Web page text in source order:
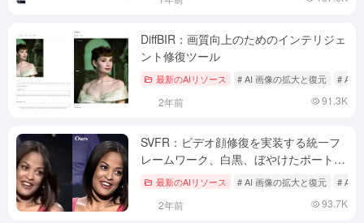
DiffBIR：画質向上のためのインテリジェ
ント修復ツール
最新のAIリソース # AI 画像の拡大と復元 # AI
2年前 91.3K
SVFR：ビデオ顔修復を実装する統一フ
レームワーク、白黒、ぼやけたポートレ
ート古いビデオの修復
最新のAIリソース # AI 画像の拡大と復元 # AI
2年前 93.7K